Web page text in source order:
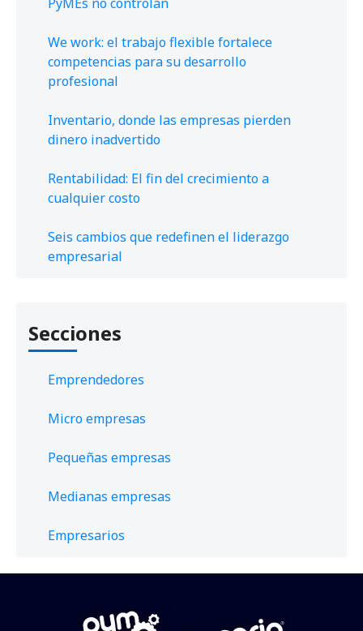
We work: el trabajo flexible fortalece
competencias para su desarrollo
profesional
Inventario, donde las empresas pierden
dinero inadvertido
Rentabilidad: El fin del crecimiento a
cualquier costo
Seis cambios que redefinen el liderazgo
empresarial
Secciones
Emprendedores
Micro empresas
Pequeñas empresas
Medianas empresas
Empresarios